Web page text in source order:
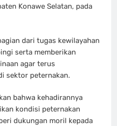
Konawe Selatan, pada
dari tugas kewilayahan
serta memberikan
agar terus
sektor peternakan.
bahwa kehadirannya
kondisi peternakan
dukungan moril kepada